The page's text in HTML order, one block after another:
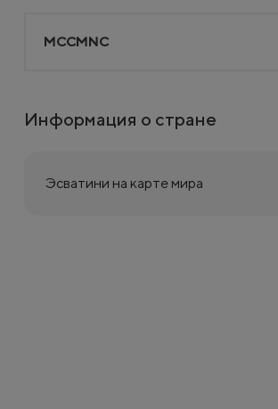
MCCMNC
Информация о стране
Эсватини на карте мира